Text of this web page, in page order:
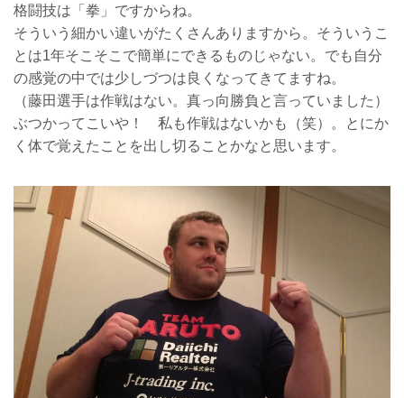
格闘技は「拳」ですからね。
そういう細かい違いがたくさんありますから。そういうこ
とは1年そこそこで簡単にできるものじゃない。でも自分
の感覚の中では少しづつは良くなってきてますね。
（藤田選手は作戦はない。真っ向勝負と言っていました）
ぶつかってこいや！ 私も作戦はないかも（笑）。とにか
く体で覚えたことを出し切ることかなと思います。